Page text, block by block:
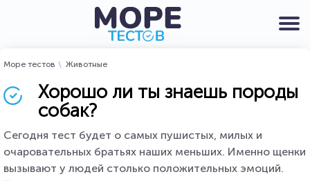
Море тестов Животные
Хорошо ли ты знаешь породы
собак?
Сегодня тест будет о самых пушистых, милых и
очаровательных братьях наших меньших. Именно щенки
вызывают у людей столько положительных эмоций.